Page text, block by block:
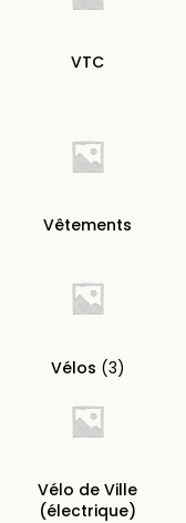
VTC
Vêtements
Vélos (3)
Vélo de Ville
(électrique)